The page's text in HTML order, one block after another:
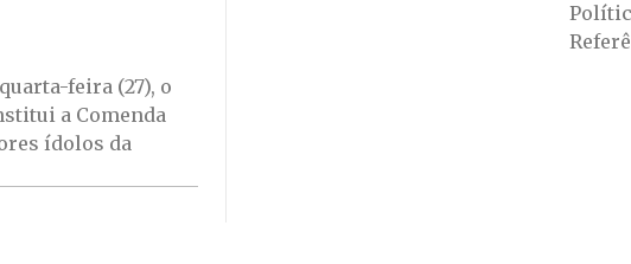
feira (27), o
a Comenda
ídolos da